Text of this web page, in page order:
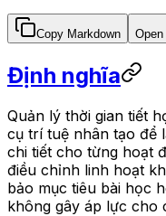
Copy Markdown Open
Định nghĩa
Quản lý thời gian tiết
cụ trí tuệ nhân tạo để
chi tiết cho từng hoạt
điều chỉnh linh hoạt
bảo mục tiêu bài học
không gây áp lực cho